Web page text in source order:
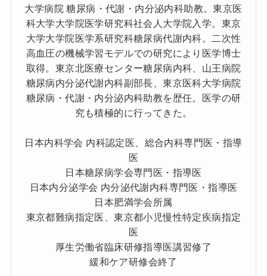
大学病院 糖尿病・代謝・内分泌内科助教。東京医
科大学大学院医学研究科社会人大学院入学。東京
大学大学院医学系研究科糖尿病代謝内科。二次性
高血圧の機械学習モデルでの研究により医学博士
取得。東京北医療センター糖尿病内科、山王病院
糖尿病内分泌代謝内科副部長、東京医科大学病院
糖尿病・代謝・内分泌内科助教を歴任。医学の研
究も積極的に行ってきた。
日本内科学会 内科認定医、総合内科専門医・指導
医
日本糖尿病学会専門医・指導医
日本内分泌学会 内分泌代謝内科専門医・指導医
日本肥満学会所属
東京都難病指定医、東京都小児慢性特定疾病指定
医
厚生労働省臨床研修指導医講習修了
緩和ケア研修会終了